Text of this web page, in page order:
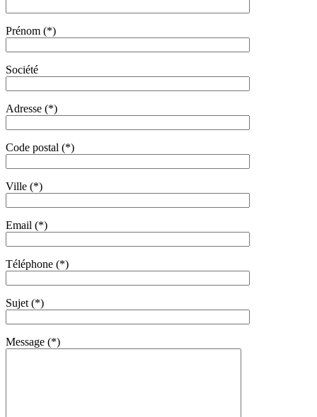
Prénom (*)
Société
Adresse (*)
Code postal (*)
Ville (*)
Email (*)
Téléphone (*)
Sujet (*)
Message (*)